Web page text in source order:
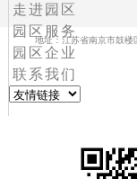
走进园区
园区服务
园区企业
联系我们
地址：江苏省南京市鼓楼